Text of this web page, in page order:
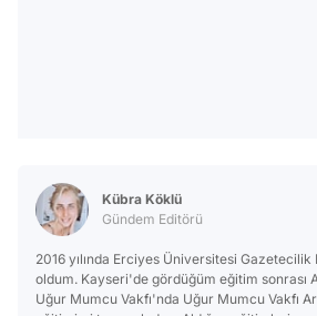
Kübra Köklü
Gündem Editörü
2016 yılında Erciyes Üniversitesi
oldum. Kayseri'de gördüğüm eğitim sonrası
Uğur Mumcu Vakfı'nda Uğur Mumcu Vakfı